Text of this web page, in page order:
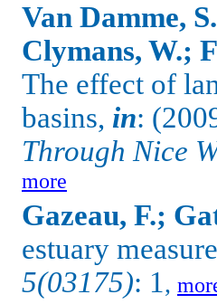
Van Damme,
Clymans, W.;
The effect of
basins, in:
Through Nice
more
Gazeau, F.;
estuary
5(03175): 1,